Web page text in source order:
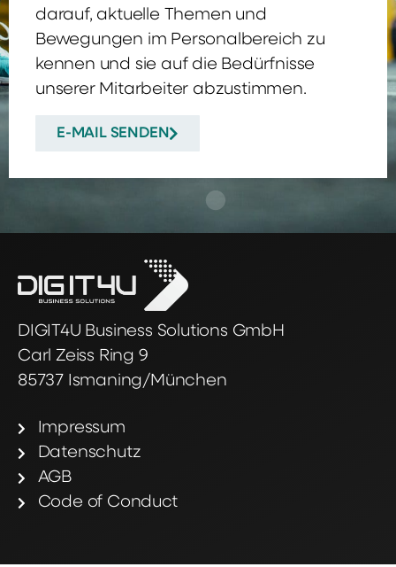
darauf, aktuelle Themen und
Bewegungen im Personalbereich zu
kennen und sie auf die Bedürfnisse
unserer Mitarbeiter abzustimmen.
E-MAIL SENDEN
DIGIT4U Business Solutions GmbH
Carl Zeiss Ring 9
85737 Ismaning/München
Impressum
Datenschutz
AGB
Code of Conduct